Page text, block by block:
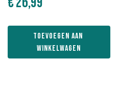
Toevoegen aan
winkelwagen